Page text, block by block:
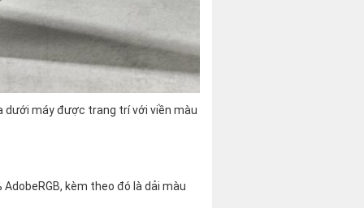
dưới máy được trang trí với viền màu
kèm theo đó là dải màu